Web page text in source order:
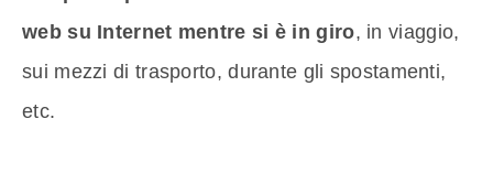
web su Internet mentre si è in giro, in viaggio,
sui mezzi di trasporto, durante gli spostamenti,
etc.